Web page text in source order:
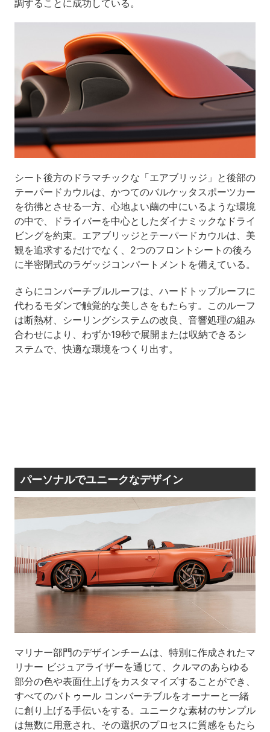
調することに成功している。
シート後方のドラマチックな「エアブリッジ」と後部の
テーパードカウルは、かつてのバルケッタスポーツカー
を彷彿とさせる一方、心地よい繭の中にいるような環境
の中で、ドライバーを中心としたダイナミックなドライ
ビングを約束。エアブリッジとテーパードカウルは、美
観を追求するだけでなく、2つのフロントシートの後ろ
に半密閉式のラゲッジコンパートメントを備えている。
さらにコンバーチブルルーフは、ハードトップルーフに
代わるモダンで触覚的な美しさをもたらす。このルーフ
は断熱材、シーリングシステムの改良、音響処理の組み
合わせにより、わずか19秒で展開または収納できるシ
ステムで、快適な環境をつくり出す。
パーソナルでユニークなデザイン
マリナー部門のデザインチームは、特別に作成されたマ
リナー ビジュアライザーを通じて、クルマのあらゆる
部分の色や表面仕上げをカスタマイズすることができ、
すべてのバトゥール コンバーチブルをオーナーと一緒
に創り上げる手伝いをする。ユニークな素材のサンプル
は無数に用意され、その選択のプロセスに質感をもたら